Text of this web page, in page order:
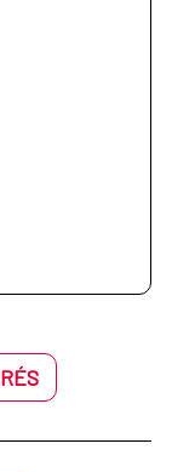
Dirección
que se